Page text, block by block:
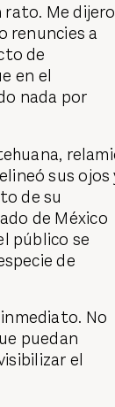
rato. Me
renuncies a
de
en el
nada por
sus ojos
de su
de México
público se
de
No
puedan
el